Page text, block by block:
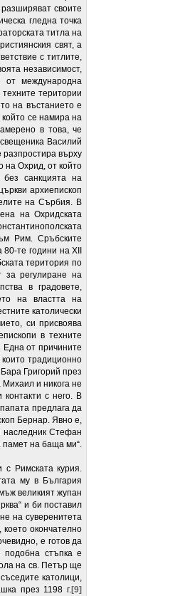
своите
гледна точка
титла на
свят, а
с титлите,
независимост,
от международна
територии
на въстанието е
се намира на
в това, че
Василий
върху
на Охрид, от който
без санкцията на
архиепископ
на Сърбия. В
на Охридската
Рим. Сръбските
те години на XII
територия по
за регулиране на
в градовете,
на властта на
католически
си присвоява
в техните
Една от причините
традиционно
Григорий през
Михаил и никога не
с него. В
предлага да
Бернар. Явно е,
наследник Стефан
памет на баща ми“.
Римската курия.
му в България
великият жупан
и би поставил
на суверенитета
окончателно
е готов да
подобна стъпка е
на св. Петър ще
католици,
през 1198 г.[9]